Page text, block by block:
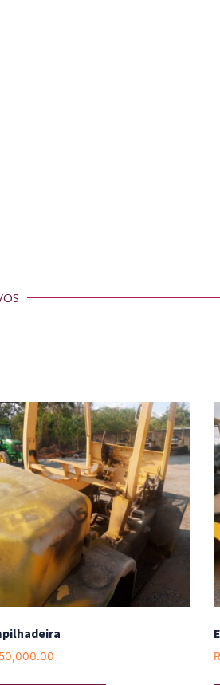
50,000.00